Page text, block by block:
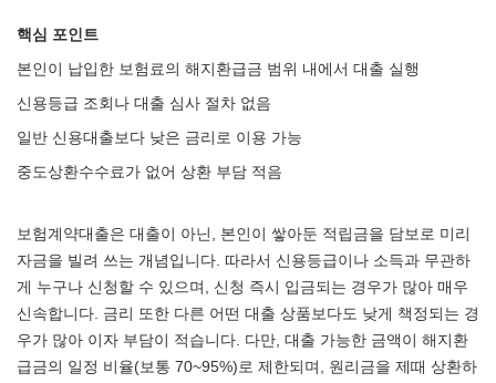
핵심 포인트
본인이 납입한 보험료의 해지환급금 범위 내에서 대출 실행
신용등급 조회나 대출 심사 절차 없음
일반 신용대출보다 낮은 금리로 이용 가능
중도상환수수료가 없어 상환 부담 적음
보험계약대출은 대출이 아닌, 본인이 쌓아둔 적립금을 담보로 미리
자금을 빌려 쓰는 개념입니다. 따라서 신용등급이나 소득과 무관하
게 누구나 신청할 수 있으며, 신청 즉시 입금되는 경우가 많아 매우
신속합니다. 금리 또한 다른 어떤 대출 상품보다도 낮게 책정되는 경
우가 많아 이자 부담이 적습니다. 다만, 대출 가능한 금액이 해지환
급금의 일정 비율(보통 70~95%)로 제한되며, 원리금을 제때 상환하